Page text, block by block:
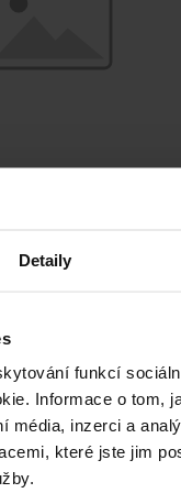
Detaily
funkcí
Informace o tom,
inzerci a
které jste jim
soudu pro
Dánsku, který může
na ochranu osobnosti,
sítích,
základů pro hodnotící